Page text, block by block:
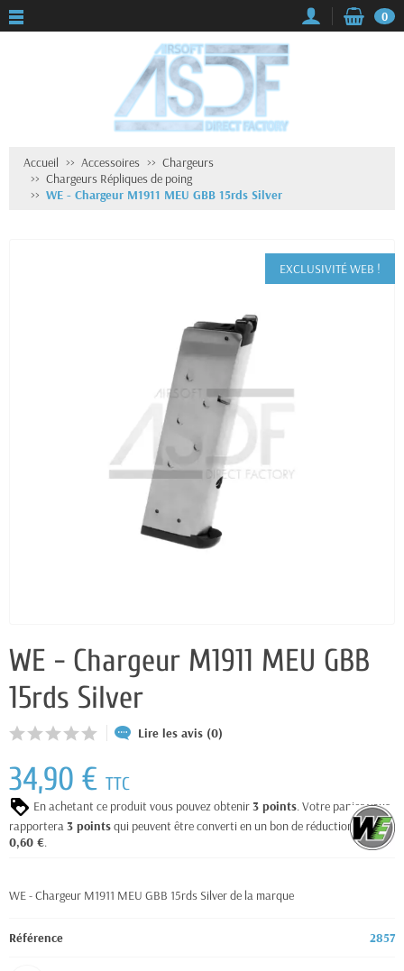
0
Accueil Accessoires
Chargeurs
Chargeurs Répliques de poing
WE - Chargeur M1911 MEU GBB 15rds Silver
EXCLUSIVITÉ WEB !
WE - Chargeur M1911 MEU GBB
15rds Silver
Lire les avis (0)
34,90 € TTC
En achetant ce produit vous pouvez obtenir3 points. Votre panier vous
rapportera3 pointsqui peuvent être converti en un bon de réduction de
0,60 €.
WE - Chargeur M1911 MEU GBB 15rds Silver de la marque
Référence 2857